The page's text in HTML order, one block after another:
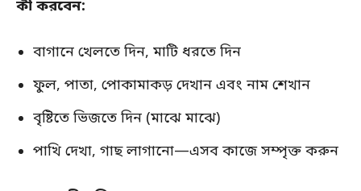
কী করবেন:
বাগানে খেলতে দিন, মাটি ধরতে দিন
ফুল, পাতা, পোকামাকড় দেখান এবং নাম শেখান
বৃষ্টিতে ভিজতে দিন (মাঝে মাঝে)
পাখি দেখা, গাছ লাগানো—এসব কাজে সম্পৃক্ত করুন